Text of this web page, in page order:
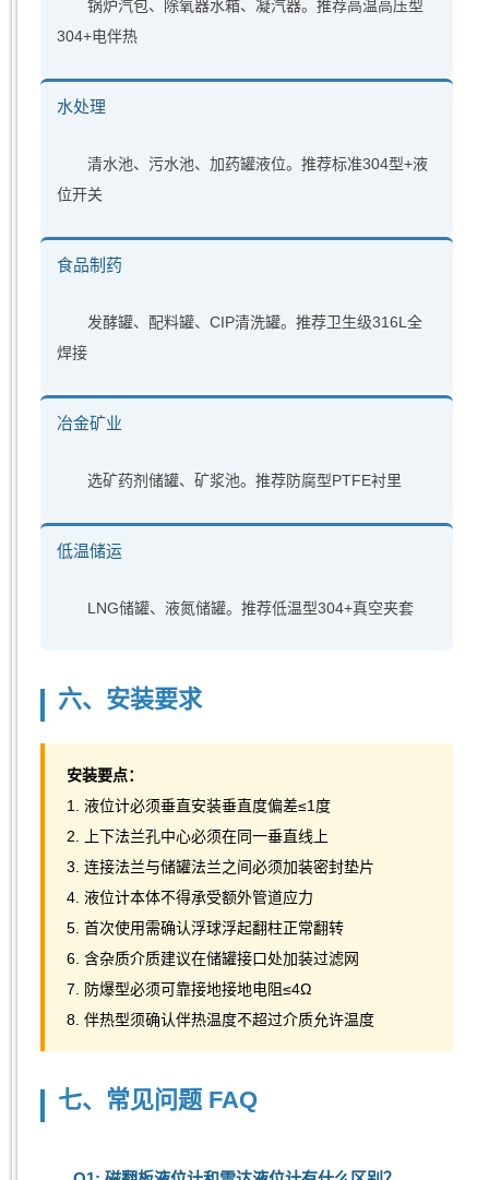
锅炉汽包、除氧器水箱、凝汽器。推荐高温高压型
304+电伴热
水处理
清水池、污水池、加药罐液位。推荐标准304型+液
位开关
食品制药
发酵罐、配料罐、CIP清洗罐。推荐卫生级316L全
焊接
冶金矿业
选矿药剂储罐、矿浆池。推荐防腐型PTFE衬里
低温储运
LNG储罐、液氮储罐。推荐低温型304+真空夹套
六、安装要求
安装要点：
1. 液位计必须垂直安装垂直度偏差≤1度
2. 上下法兰孔中心必须在同一垂直线上
3. 连接法兰与储罐法兰之间必须加装密封垫片
4. 液位计本体不得承受额外管道应力
5. 首次使用需确认浮球浮起翻柱正常翻转
6. 含杂质介质建议在储罐接口处加装过滤网
7. 防爆型必须可靠接地接地电阻≤4Ω
8. 伴热型须确认伴热温度不超过介质允许温度
七、常见问题 FAQ